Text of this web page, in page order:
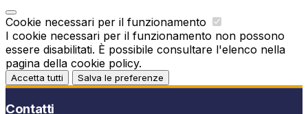
Cookie necessari per il funzionamento
I cookie necessari per il funzionamento non possono
essere disabilitati. È possibile consultare l'elenco nella
pagina della cookie policy.
Accetta tutti Salva le preferenze
Contatti